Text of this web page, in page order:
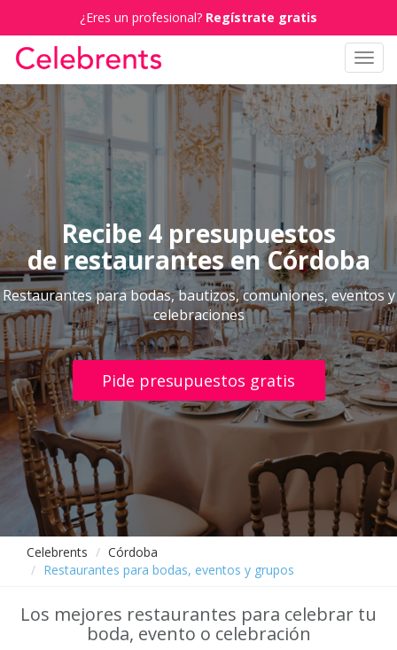
¿Eres un profesional? Regístrate gratis
Recibe 4 presupuestos
de restaurantes en Córdoba
Restaurantes para bodas, bautizos, comuniones, eventos y
celebraciones
Pide presupuestos gratis
Celebrents
Córdoba
Restaurantes para bodas, eventos y grupos
Los mejores restaurantes para celebrar tu
boda, evento o celebración